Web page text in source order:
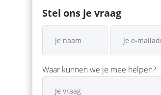
Stel ons je vraag
Waar kunnen we je mee helpen?